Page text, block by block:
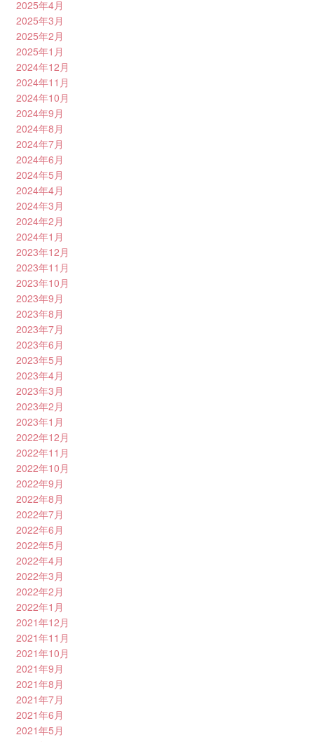
2025年4月
2025年3月
2025年2月
2025年1月
2024年12月
2024年11月
2024年10月
2024年9月
2024年8月
2024年7月
2024年6月
2024年5月
2024年4月
2024年3月
2024年2月
2024年1月
2023年12月
2023年11月
2023年10月
2023年9月
2023年8月
2023年7月
2023年6月
2023年5月
2023年4月
2023年3月
2023年2月
2023年1月
2022年12月
2022年11月
2022年10月
2022年9月
2022年8月
2022年7月
2022年6月
2022年5月
2022年4月
2022年3月
2022年2月
2022年1月
2021年12月
2021年11月
2021年10月
2021年9月
2021年8月
2021年7月
2021年6月
2021年5月